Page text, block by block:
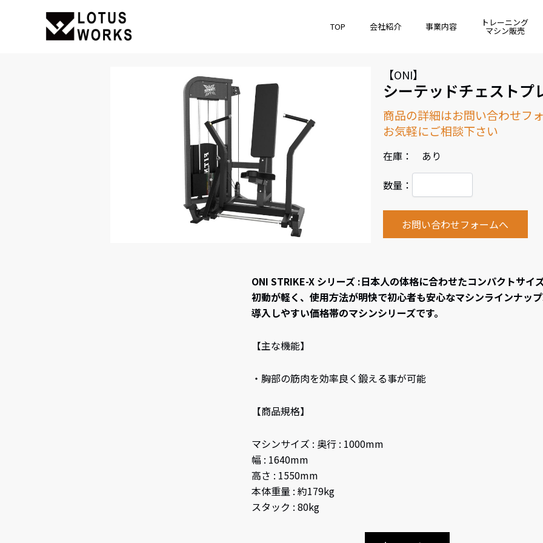
TOP 会社紹介 事業内容 トレーニング
マシン販売
【ONI】
シーテッドチェストプ
商品の詳細はお問い合わせフ
お気軽にご相談下さい
在庫： あり
数量：
お問い合わせフォームへ
ONI STRIKE-X シリーズ :日本人の体格に合わせたコンパクトサイズ
初動が軽く、使用方法が明快で初心者も安心なマシンラインナップ
導入しやすい価格帯のマシンシリーズです。
【主な機能】
・胸部の筋肉を効率良く鍛える事が可能
【商品規格】
マシンサイズ : 奥行 : 1000mm
幅 : 1640mm
高さ : 1550mm
本体重量 : 約179kg
スタック : 80kg